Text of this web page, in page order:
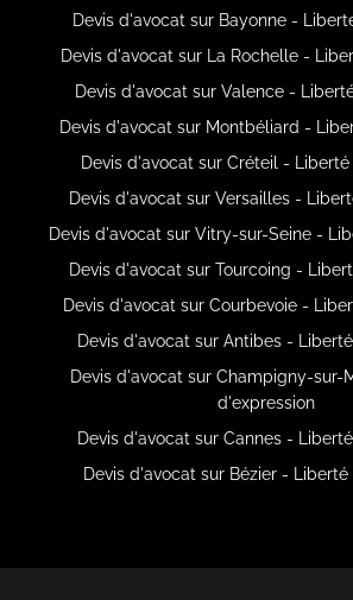
Devis d'avocat sur Bayonne -
Devis d'avocat sur La Rochelle -
Devis d'avocat sur Valence -
Devis d'avocat sur Montbéliard -
Devis d'avocat sur Créteil -
Devis d'avocat sur Versailles -
Devis d'avocat sur Vitry-sur-Seine -
Devis d'avocat sur Tourcoing -
Devis d'avocat sur Courbevoie -
Devis d'avocat sur Antibes -
Devis d'avocat sur Champigny-sur-
d'expression
Devis d'avocat sur Cannes -
Devis d'avocat sur Bézier -